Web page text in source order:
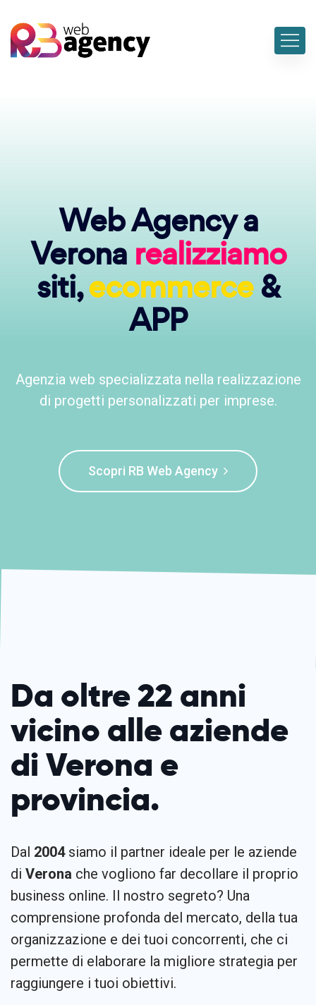
Web Agency a
Verona realizziamo
siti,ecommerce&
APP
Agenzia web specializzata nella realizzazione
di progetti personalizzati per imprese.
Scopri RB Web Agency
Da oltre 22 anni
vicino alle aziende
di Verona e
provincia.
Dal 2004siamo il partner ideale per le aziende
di Verona che vogliono far decollare il proprio
business online. Il nostro segreto? Una
comprensione profonda del mercato, della tua
organizzazione e dei tuoi concorrenti, che ci
permette di elaborare la migliore strategia per
raggiungere i tuoi obiettivi.